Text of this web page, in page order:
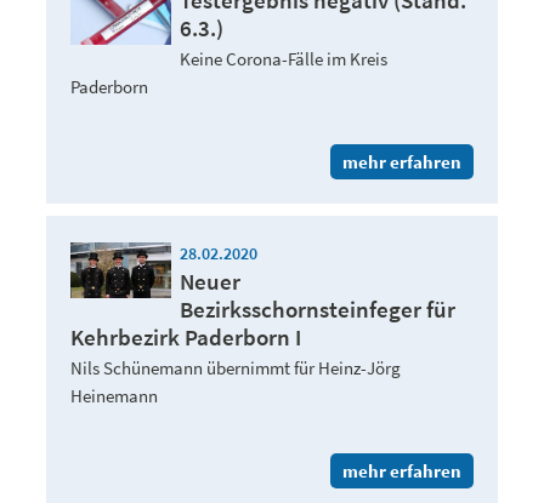
6.3.)
Keine Corona-Fälle im Kreis
Paderborn
mehr erfahren
28.02.2020
Neuer
Bezirksschornsteinfeger für
Kehrbezirk Paderborn I
Nils Schünemann übernimmt für Heinz-Jörg
Heinemann
mehr erfahren